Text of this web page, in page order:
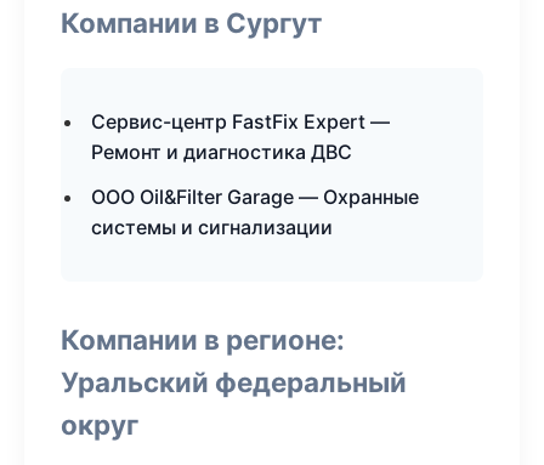
Компании в Сургут
Сервис-центр FastFix Expert —
Ремонт и диагностика ДВС
ООО Oil&Filter Garage — Охранные
системы и сигнализации
Компании в регионе:
Уральский федеральный
округ